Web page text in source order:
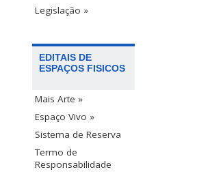
Legislação »
EDITAIS DE
ESPAÇOS FISICOS
Mais Arte »
Espaço Vivo »
Sistema de Reserva
Termo de
Responsabilidade